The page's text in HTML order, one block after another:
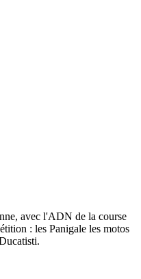
avec l'ADN de la course
: les Panigale les motos